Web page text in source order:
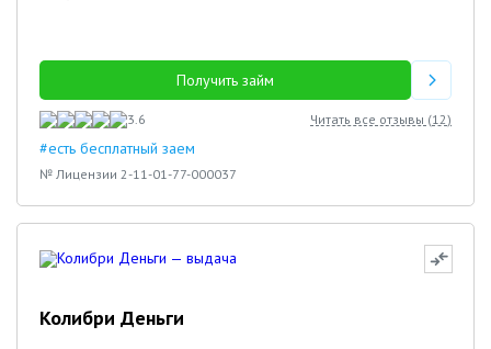
Получить займ
3.6 Читать все отзывы (12)
#есть бесплатный заем
№ Лицензии 2-11-01-77-000037
Колибри Деньги